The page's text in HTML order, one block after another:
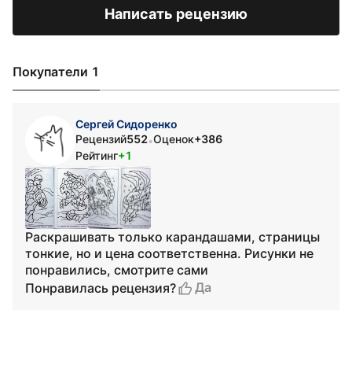
Написать рецензию
Покупатели 1
Сергей Сидоренко
Рецензий552•Оценок+386
Рейтинг+1
Раскрашивать только карандашами, страницы
тонкие, но и цена соответственна. Рисунки не
понравились, смотрите сами
Понравилась рецензия?
Да